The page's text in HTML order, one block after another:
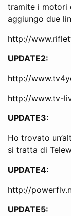
tramite i motori
aggiungo due
http://
UPDATE2:
http://
http://www.tv-
UPDATE3:
Ho trovato
si tratta di
UPDATE4:
http://
UPDATE5: